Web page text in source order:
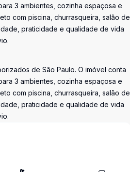
3 ambientes, cozinha espaçosa e
com piscina, churrasqueira, salão de
praticidade e qualidade de vida
de São Paulo. O imóvel conta
3 ambientes, cozinha espaçosa e
com piscina, churrasqueira, salão de
praticidade e qualidade de vida